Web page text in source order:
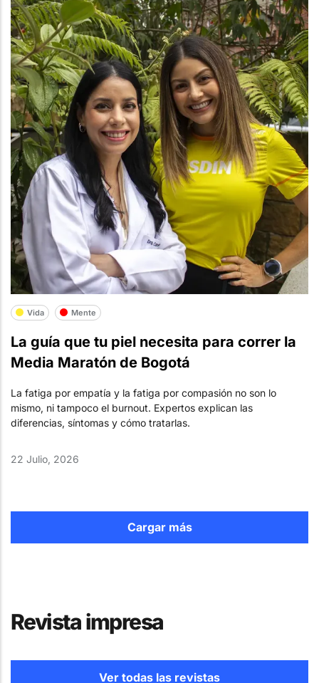
Vida Mente
La guía que tu piel necesita para correr la
Media Maratón de Bogotá
La fatiga por empatía y la fatiga por compasión no son lo
mismo, ni tampoco el burnout. Expertos explican las
diferencias, síntomas y cómo tratarlas.
22 Julio, 2026
Cargar más
Revista impresa
Ver todas las revistas